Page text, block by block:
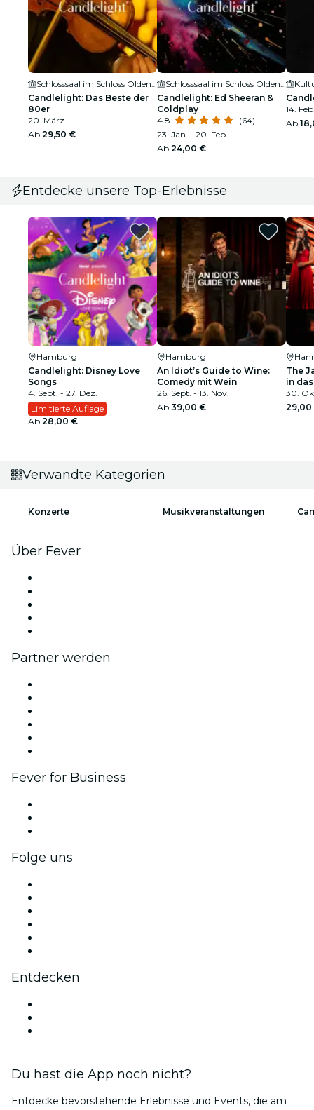
Candlelight: Das Beste der
80er
20. März
Ab 29,50 €
Candlelight: Ed Sheeran &
Coldplay
4.8
(64)
23. Jan. - 20. Feb.
Ab 24,00 €
14.
Ab
Entdecke unsere Top-Erlebnisse
Hamburg
Candlelight: Disney Love
Songs
4. Sept. - 27. Dez.
Limitierte Auflage
Ab 28,00 €
Hamburg
An Idiot’s Guide to Wine:
Comedy mit Wein
26. Sept. - 13. Nov.
Ab 39,00 €
The
in
30.
29,00
Verwandte Kategorien
Konzerte Musikveranstaltungen
Über Fever
Partner werden
Fever for Business
Folge uns
Entdecken
Du hast die App noch nicht?
Entdecke bevorstehende Erlebnisse und Events, die am